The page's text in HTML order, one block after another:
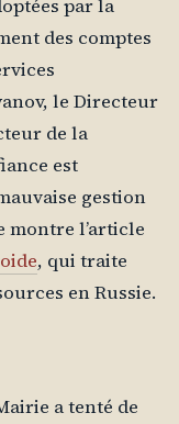
par la
des comptes
le Directeur
de la
est
gestion
montre l’article
, qui traite
en Russie.
a tenté de